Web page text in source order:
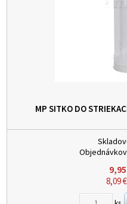
MP SITKO DO
9,95
8,09€